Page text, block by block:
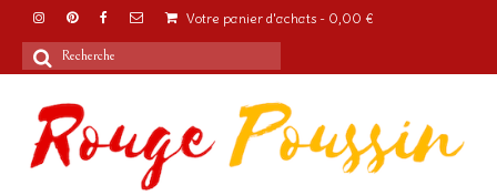
Votre panier d'achats - 0,00 €
Rechercher